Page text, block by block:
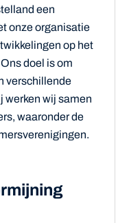
een
onze organisatie
op het
doel is om
verschillende
werken wij samen
waaronder de